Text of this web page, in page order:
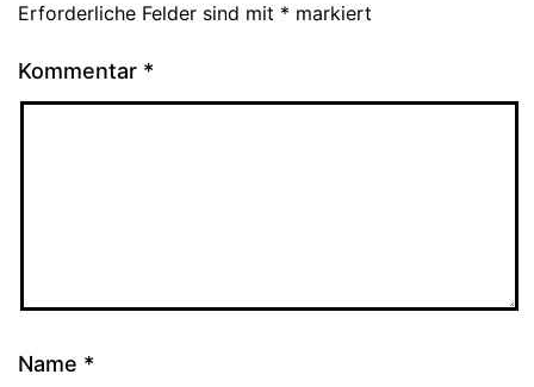
Erforderliche Felder sind mit * markiert
Kommentar *
Name *